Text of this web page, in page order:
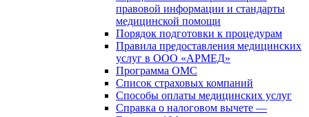
правовой информации и стандарты
медицинской помощи
Порядок подготовки к процедурам
Правила предоставления медицинских
услуг в ООО «АРМЕД»
Программа ОМС
Список страховых компаний
Способы оплаты медицинских услуг
Справка о налоговом вычете —